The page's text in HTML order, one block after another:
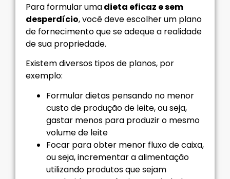
Para formular umadieta eficaz e sem
desperdício, você deve escolher um plano
de fornecimento que se adeque a realidade
de sua propriedade.
Existem diversos tipos de planos, por
exemplo:
Formular dietas pensando no menor
custo de produção de leite, ou seja,
gastar menos para produzir o mesmo
volume de leite
Focar para obter menor fluxo de caixa,
ou seja, incrementar a alimentação
utilizando produtos que sejam